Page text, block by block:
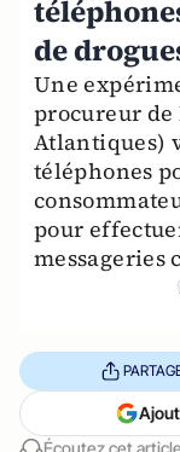
de
Une
procureur de
Atlantiques)
téléphones
pour
messageries
Écoutez cet